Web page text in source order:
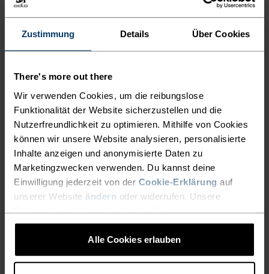
Zustimmung Details Über Cookies
There's more out there
Wir verwenden Cookies, um die reibungslose
Funktionalität der Website sicherzustellen und die
Nutzerfreundlichkeit zu optimieren. Mithilfe von Cookies
können wir unsere Website analysieren, personalisierte
Inhalte anzeigen und anonymisierte Daten zu
Marketingzwecken verwenden. Du kannst deine
Einwilligung jederzeit von der Cookie-Erklärung auf
unserer Website ändern oder widerrufen. Unsere
Alle Cookies erlauben
EIN MULTITALENT BEI DEM
ALLES STIMMT
Vielseitiger Komfort für jeden Schritt auf deiner
Wanderung.
AKTIVITÄTSNIVEAU
NIEDRIG MODERAT
Wandern